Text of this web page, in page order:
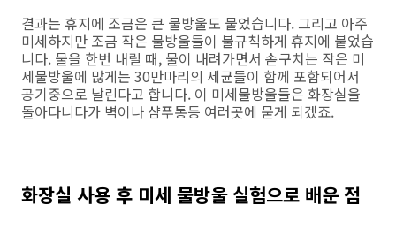
결과는 휴지에 조금은 큰 물방울도 뭍었습니다. 그리고 아주
미세하지만 조금 작은 물방울들이 불규칙하게 휴지에 붙었습
니다. 물을 한번 내릴 때, 물이 내려가면서 솓구치는 작은 미
세물방울에 많게는 30만마리의 세균들이 함께 포함되어서
공기중으로 날린다고 합니다. 이 미세물방울들은 화장실을
돌아다니다가 벽이나 샴푸통등 여러곳에 묻게 되겠죠.
화장실 사용 후 미세 물방울 실험으로 배운 점